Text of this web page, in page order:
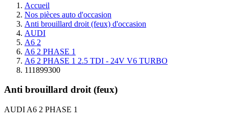
Accueil
Nos pièces auto d'occasion
Anti brouillard droit (feux) d'occasion
AUDI
A6 2
A6 2 PHASE 1
A6 2 PHASE 1 2.5 TDI - 24V V6 TURBO
111899300
Anti brouillard droit (feux)
AUDI A6 2 PHASE 1